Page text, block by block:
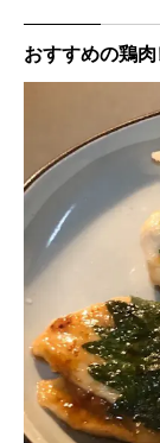
おすすめの鶏